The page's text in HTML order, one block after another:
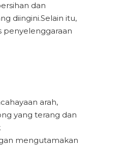
dan
diingini.Selain itu,
arah,
yang terang dan
mengutamakan